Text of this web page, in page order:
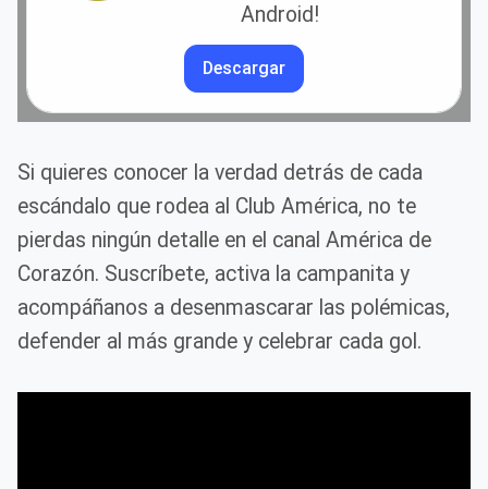
Android!
Descargar
Si quieres conocer la verdad detrás de cada
escándalo que rodea al Club América, no te
pierdas ningún detalle en el canal América de
Corazón. Suscríbete, activa la campanita y
acompáñanos a desenmascarar las polémicas,
defender al más grande y celebrar cada gol.